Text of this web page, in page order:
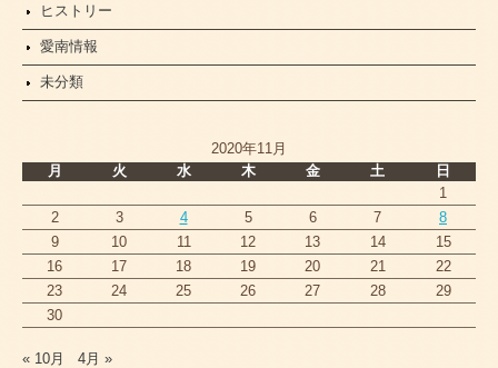
ヒストリー
愛南情報
未分類
2020年11月
月
火 水 木 金 土
日
1
2
3 4 5 6 7
8
9
10 11 12 13 14
15
16
17 18 19 20 21
22
23
24 25 26 27 28
29
30
« 10月 4月 »